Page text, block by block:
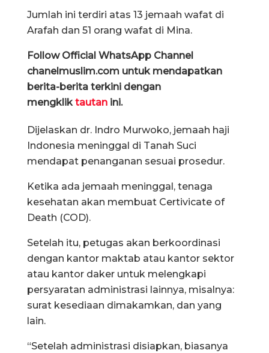
Jumlah ini terdiri atas 13 jemaah wafat di
Arafah dan 51 orang wafat di Mina.
Follow Official WhatsApp Channel
chanelmuslim.com untuk mendapatkan
berita-berita terkini dengan
mengkliktautan ini.
Dijelaskan dr. Indro Murwoko, jemaah haji
Indonesia meninggal di Tanah Suci
mendapat penanganan sesuai prosedur.
Ketika ada jemaah meninggal, tenaga
kesehatan akan membuat Certivicate of
Death (COD).
Setelah itu, petugas akan berkoordinasi
dengan kantor maktab atau kantor sektor
atau kantor daker untuk melengkapi
persyaratan administrasi lainnya, misalnya:
surat kesediaan dimakamkan, dan yang
lain.
“Setelah administrasi disiapkan, biasanya